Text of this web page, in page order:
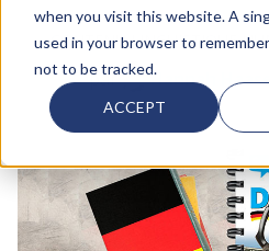
when you visit this website. A
used in your browser to
not to be tracked.
ACCEPT
CONTENU LINGUISTIQUE
par Hannah